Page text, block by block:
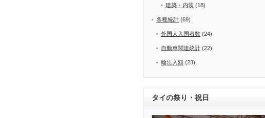
建築・内装 (18)
各種統計 (69)
外国人入国者数 (24)
自動車関連統計 (22)
輸出入額 (23)
タイの祭り・祝日